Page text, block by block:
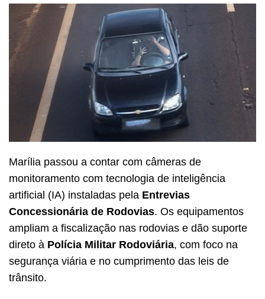
Marília passou a contar com câmeras de
monitoramento com tecnologia de inteligência
artificial (IA) instaladas pela Entrevias
Concessionária de Rodovias. Os equipamentos
ampliam a fiscalização nas rodovias e dão suporte
direto à Polícia Militar Rodoviária, com foco na
segurança viária e no cumprimento das leis de
trânsito.